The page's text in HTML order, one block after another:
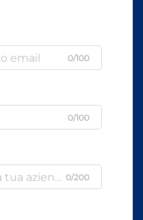
0/100
0/100
0/200